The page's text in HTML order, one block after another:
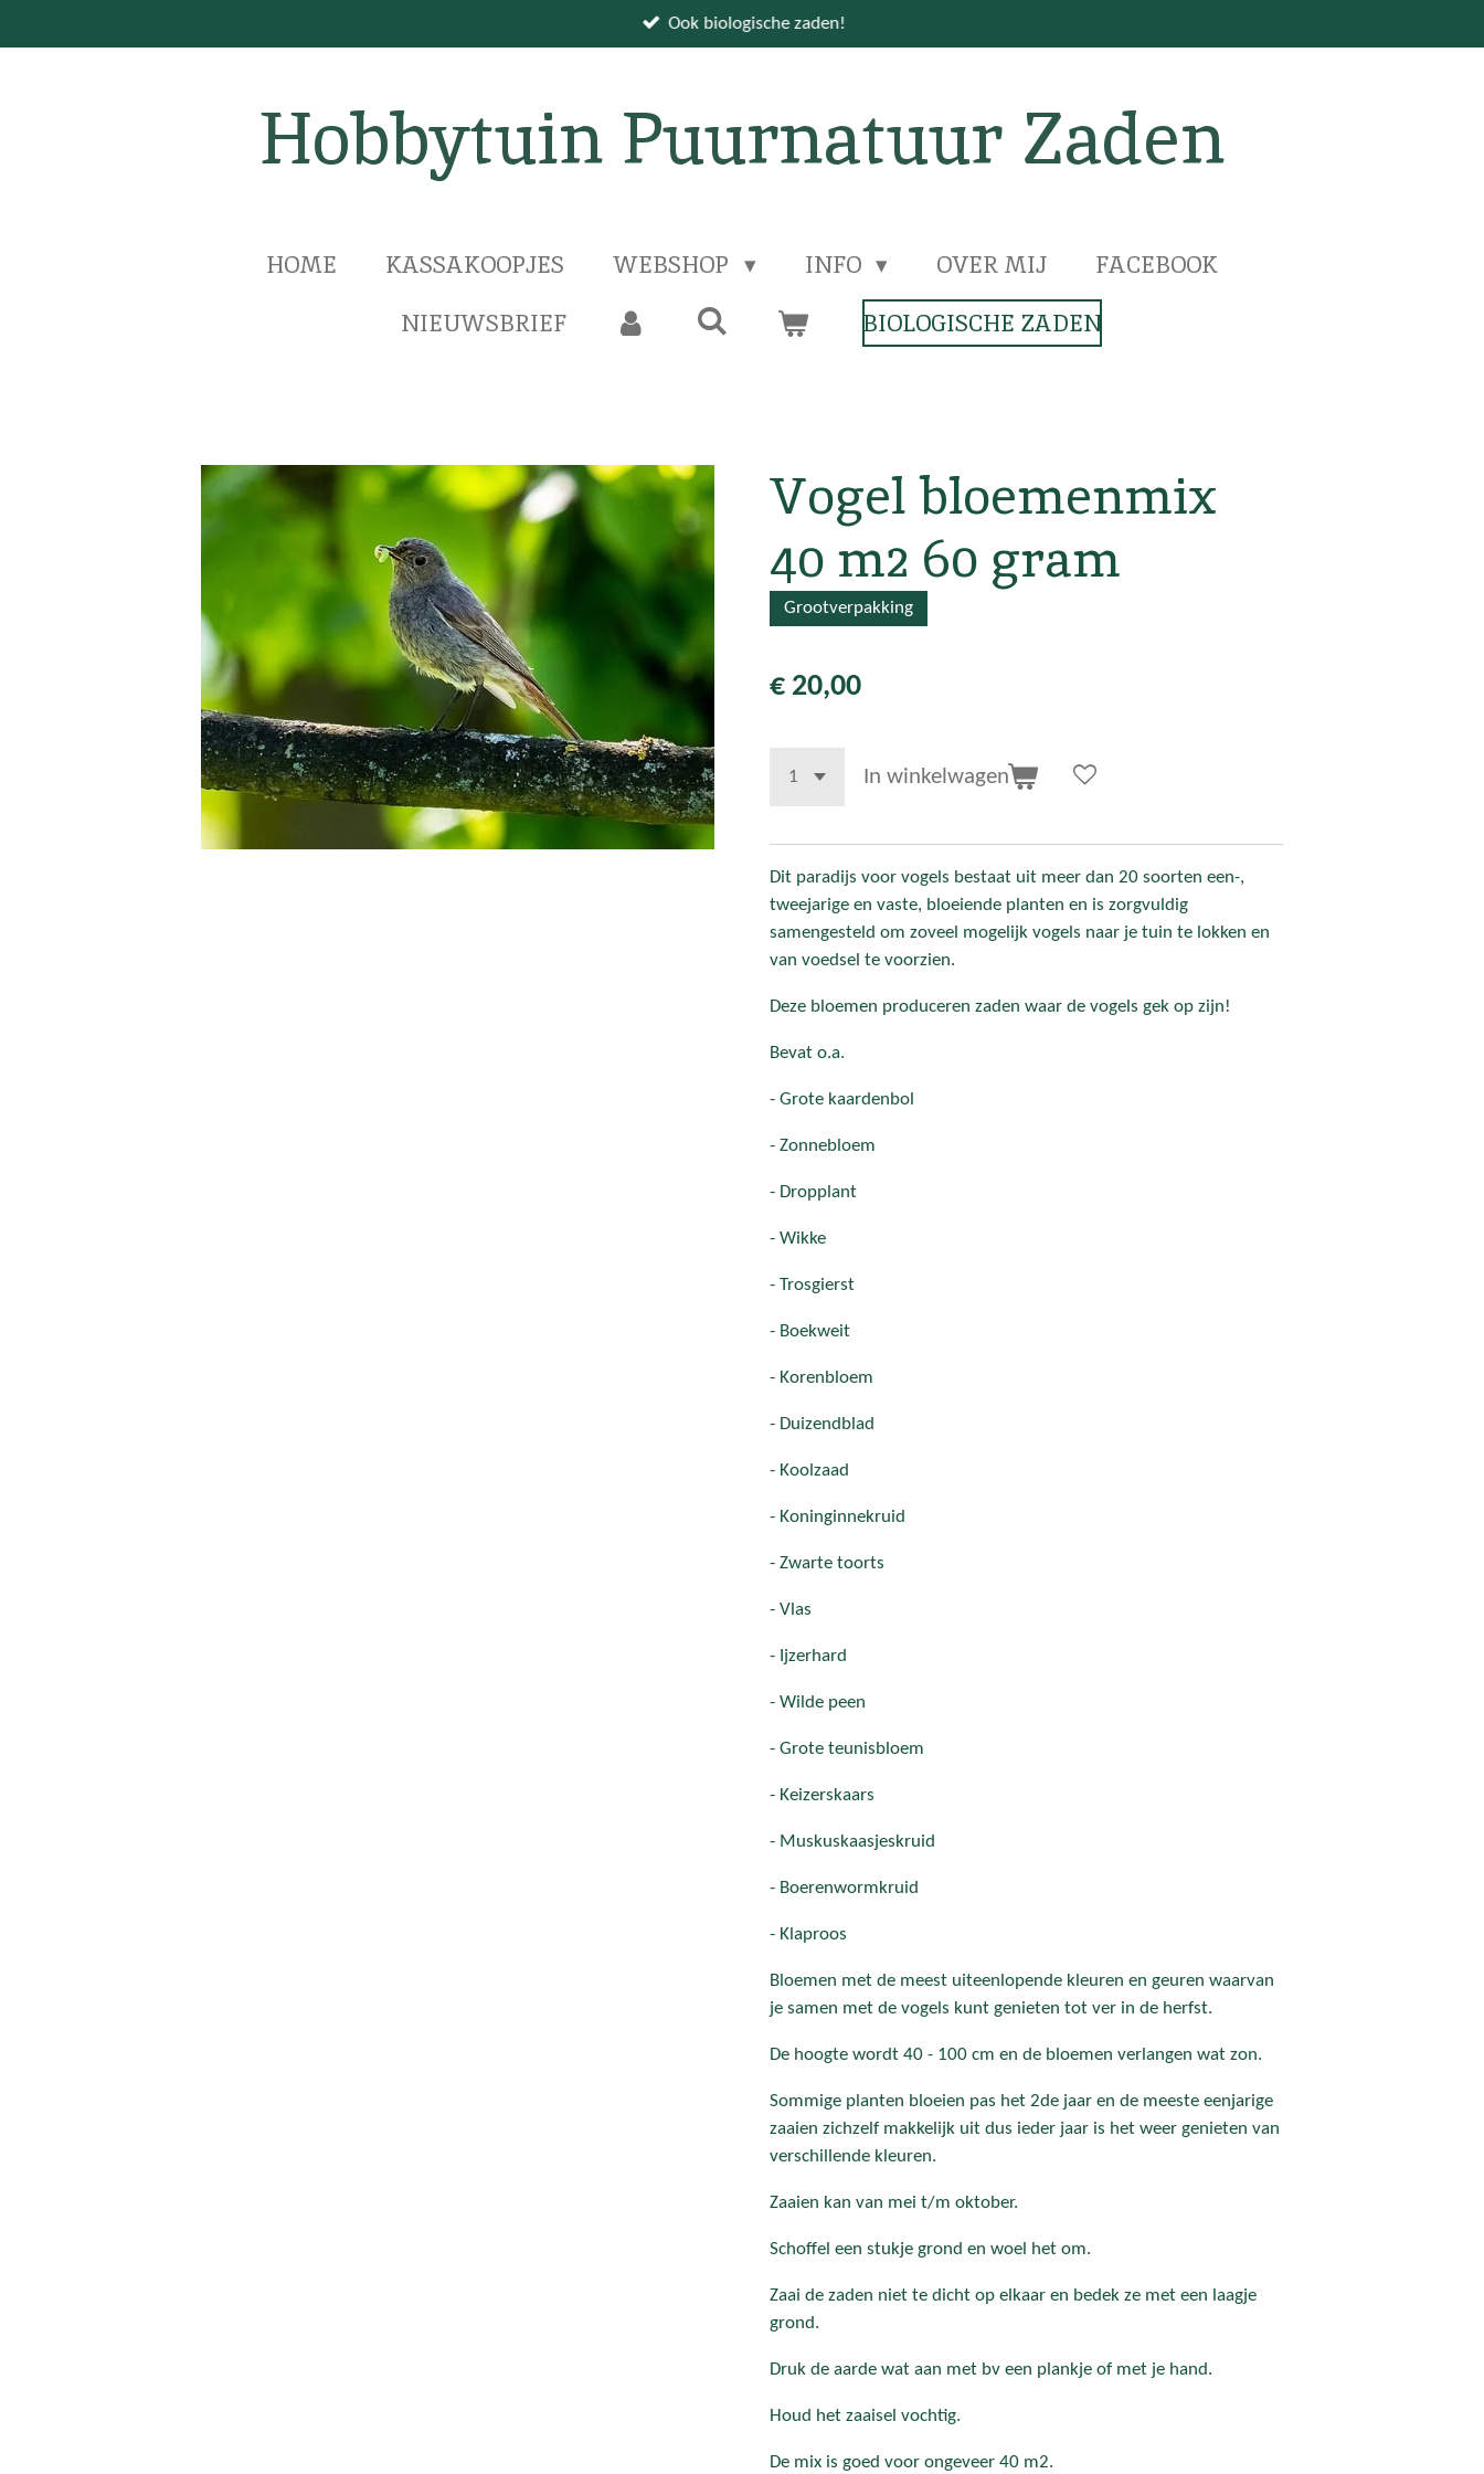
direct
Ook biologische zaden!
Hobbytuin Puurnatuur Zaden
HOME KASSAKOOPJES WEBSHOP INFO OVER MIJ
FACEBOOK
NIEUWSBRIEF
BIOLOGISCHE ZADEN
Vogel bloemenmix
40 m2 60 gram
Grootverpakking
€ 20,00
In winkelwagen
Dit paradijs voor vogels bestaat uit meer dan 20 soorten een-,
tweejarige en vaste, bloeiende planten en is zorgvuldig
samengesteld om zoveel mogelijk vogels naar je tuin te lokken en
van voedsel te voorzien.
Deze bloemen produceren zaden waar de vogels gek op zijn!
Bevat o.a.
- Grote kaardenbol
- Zonnebloem
- Dropplant
- Wikke
- Trosgierst
- Boekweit
- Korenbloem
- Duizendblad
- Koolzaad
- Koninginnekruid
- Zwarte toorts
- Vlas
- Ijzerhard
- Wilde peen
- Grote teunisbloem
- Keizerskaars
- Muskuskaasjeskruid
- Boerenwormkruid
- Klaproos
Bloemen met de meest uiteenlopende kleuren en geuren waarvan
je samen met de vogels kunt genieten tot ver in de herfst.
De hoogte wordt 40 - 100 cm en de bloemen verlangen wat zon.
Sommige planten bloeien pas het 2de jaar en de meeste eenjarige
zaaien zichzelf makkelijk uit dus ieder jaar is het weer genieten van
verschillende kleuren.
Zaaien kan van mei t/m oktober.
Schoffel een stukje grond en woel het om.
Zaai de zaden niet te dicht op elkaar en bedek ze met een laagje
grond.
Druk de aarde wat aan met bv een plankje of met je hand.
Houd het zaaisel vochtig.
De mix is goed voor ongeveer 40 m2.